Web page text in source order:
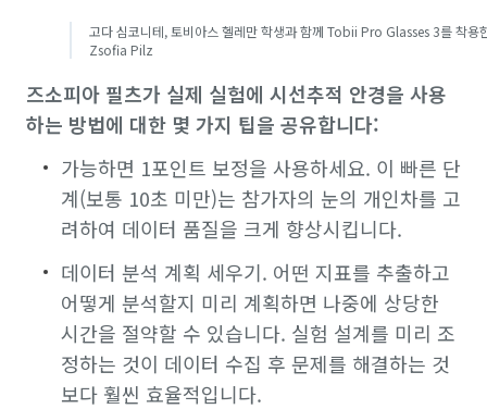
고다 심코니테, 토비아스 헬레만 학생과 함께 Tobii Pro Glasses 3를 착용
Zsofia Pilz
즈소피아 필츠가 실제 실험에 시선추적 안경을 사용
하는 방법에 대한 몇 가지 팁을 공유합니다:
가능하면 1포인트 보정을 사용하세요. 이 빠른 단
계(보통 10초 미만)는 참가자의 눈의 개인차를 고
려하여 데이터 품질을 크게 향상시킵니다.
데이터 분석 계획 세우기. 어떤 지표를 추출하고
어떻게 분석할지 미리 계획하면 나중에 상당한
시간을 절약할 수 있습니다. 실험 설계를 미리 조
정하는 것이 데이터 수집 후 문제를 해결하는 것
보다 훨씬 효율적입니다.